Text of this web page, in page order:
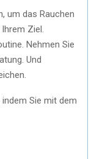
um das Rauchen
Ziel.
Nehmen Sie
Und
Sie mit dem